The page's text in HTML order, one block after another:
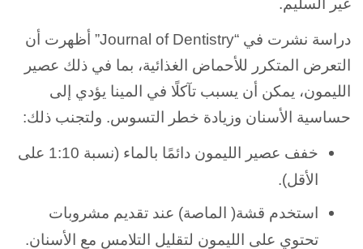
غير السليم.
دراسة نشرت في “Journal of Dentistry” أظهرت أن
التعرض المتكرر للأحماض الغذائية، بما في ذلك عصير
الليمون، يمكن أن يسبب تآكلًا في المينا يؤدي إلى
حساسية الأسنان وزيادة خطر التسوس. ولتجنب ذلك:
خفف عصير الليمون دائمًا بالماء (نسبة 1:10 على
الأقل).
استخدم قشة( الماصة) عند تقديم مشروبات
تحتوي على الليمون لتقليل التلامس مع الأسنان.